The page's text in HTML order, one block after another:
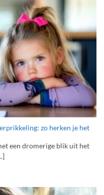
zo herken je het
een dromerige blik uit het